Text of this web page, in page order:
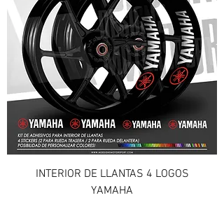
INTERIOR DE LLANTAS 4 LOGOS
YAMAHA